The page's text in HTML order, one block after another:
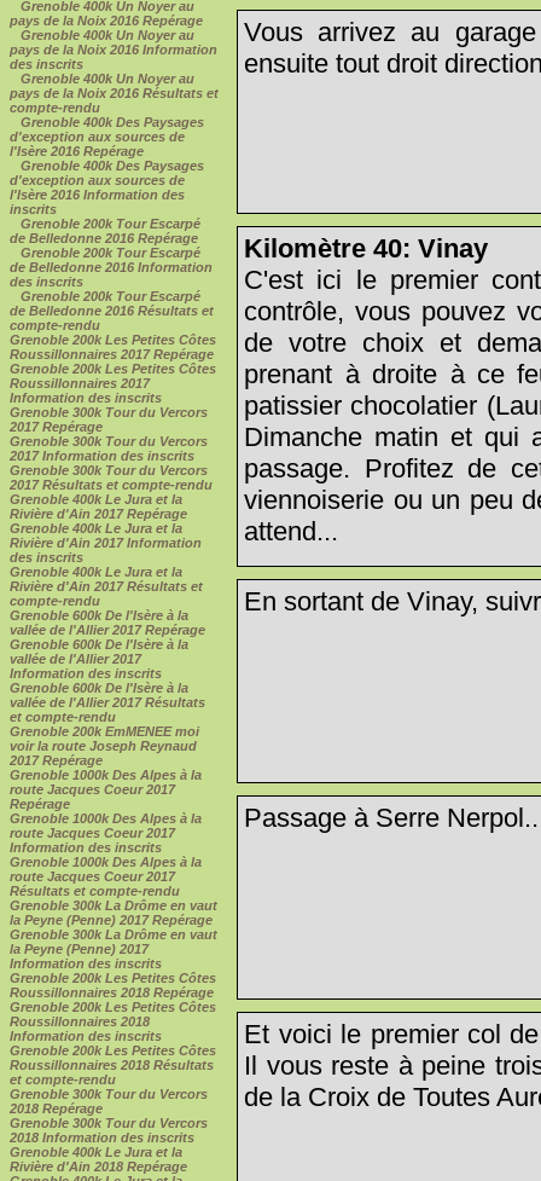
Grenoble 400k Un Noyer au
pays de la Noix 2016 Repérage
Grenoble 400k Un Noyer au
pays de la Noix 2016 Information
des inscrits
Grenoble 400k Un Noyer au
pays de la Noix 2016 Résultats et
compte-rendu
Grenoble 400k Des Paysages
d'exception aux sources de
l'Isère 2016 Repérage
Grenoble 400k Des Paysages
d'exception aux sources de
l'Isère 2016 Information des
inscrits
Grenoble 200k Tour Escarpé
de Belledonne 2016 Repérage
Grenoble 200k Tour Escarpé
de Belledonne 2016 Information
des inscrits
Grenoble 200k Tour Escarpé
de Belledonne 2016 Résultats et
compte-rendu
Grenoble 200k Les Petites Côtes
Roussillonnaires 2017 Repérage
Grenoble 200k Les Petites Côtes
Roussillonnaires 2017
Information des inscrits
Grenoble 300k Tour du Vercors
2017 Repérage
Grenoble 300k Tour du Vercors
2017 Information des inscrits
Grenoble 300k Tour du Vercors
2017 Résultats et compte-rendu
Grenoble 400k Le Jura et la
Rivière d'Ain 2017 Repérage
Grenoble 400k Le Jura et la
Rivière d'Ain 2017 Information
des inscrits
Grenoble 400k Le Jura et la
Rivière d'Ain 2017 Résultats et
compte-rendu
Grenoble 600k De l'Isère à la
vallée de l'Allier 2017 Repérage
Grenoble 600k De l'Isère à la
vallée de l'Allier 2017
Information des inscrits
Grenoble 600k De l'Isère à la
vallée de l'Allier 2017 Résultats
et compte-rendu
Grenoble 200k EmMENEE moi
voir la route Joseph Reynaud
2017 Repérage
Grenoble 1000k Des Alpes à la
route Jacques Coeur 2017
Repérage
Grenoble 1000k Des Alpes à la
route Jacques Coeur 2017
Information des inscrits
Grenoble 1000k Des Alpes à la
route Jacques Coeur 2017
Résultats et compte-rendu
Grenoble 300k La Drôme en vaut
la Peyne (Penne) 2017 Repérage
Grenoble 300k La Drôme en vaut
la Peyne (Penne) 2017
Information des inscrits
Grenoble 200k Les Petites Côtes
Roussillonnaires 2018 Repérage
Grenoble 200k Les Petites Côtes
Roussillonnaires 2018
Information des inscrits
Grenoble 200k Les Petites Côtes
Roussillonnaires 2018 Résultats
et compte-rendu
Grenoble 300k Tour du Vercors
2018 Repérage
Grenoble 300k Tour du Vercors
2018 Information des inscrits
Grenoble 400k Le Jura et la
Rivière d'Ain 2018 Repérage
Vous arrivez au
ensuite tout droit
Kilomètre 40: Vinay
C'est ici le premier
contrôle, vous pouvez
de votre choix et
prenant à droite à ce
patissier chocolatier
Dimanche matin et qui
passage. Profitez de
viennoiserie ou un peu
attend...
En sortant de Vinay,
Passage à Serre
Et voici le premier col
Il vous reste à peine
de la Croix de Toutes